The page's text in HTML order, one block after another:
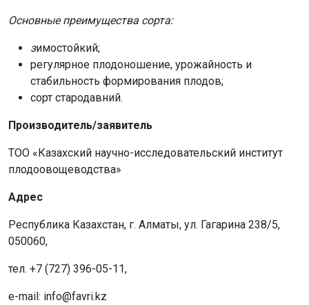
Основные преимущества сорта:
зимостойкий;
регулярное плодоношение, урожайность и
стабильность формирования плодов;
cорт стародавний.
Производитель/заявитель
ТОО «Казахский научно-исследовательский институт
плодоовощеводства»
Адрес
Республика Казахстан, г. Алматы, ул. Гагарина 238/5,
050060,
тел. +7 (727) 396-05-11,
e-mail: info@fаvri.kz